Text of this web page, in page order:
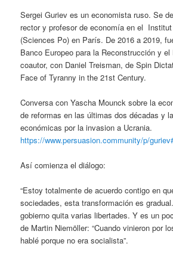
Sergei Guriev es un economista ruso. Se
rector y profesor de economía en el Institut
(Sciences Po) en París. De 2016 a 2019,
Banco Europeo para la Reconstrucción y el
coautor, con Daniel Treisman, de Spin
Face of Tyranny in the 21st Century.
Conversa con Yascha Mounck sobre la
de reformas en las últimas dos décadas y
económicas por la invasion a Ucrania.
https://www.persuasion.community/p/
Así comienza el diálogo:
“Estoy totalmente de acuerdo contigo en
sociedades, esta transformación es
gobierno quita varias libertades. Y es un
de Martin Niemöller: “Cuando vinieron por
hablé porque no era socialista”.